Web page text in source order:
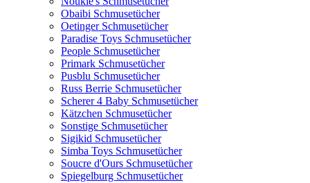
Obaibi Schmusetücher
Oetinger Schmusetücher
Paradise Toys Schmusetücher
People Schmusetücher
Primark Schmusetücher
Pusblu Schmusetücher
Russ Berrie Schmusetücher
Scherer 4 Baby Schmusetücher
Kätzchen Schmusetücher
Sonstige Schmusetücher
Sigikid Schmusetücher
Simba Toys Schmusetücher
Soucre d'Ours Schmusetücher
Spiegelburg Schmusetücher